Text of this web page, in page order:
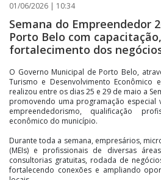
01/06/2026 | 10:34
Semana do Empreendedor
Porto Belo com
fortalecimento dos
O Governo Municipal de Porto Belo,
Turismo e Desenvolvimento Econômico
realizou entre os dias 25 e 29 de maio a
promovendo uma programação
empreendedorismo, qualificação
econômico do município.
Durante toda a semana, empresários,
(MEIs) e profissionais de diversas
consultorias gratuitas, rodada de
fortalecendo conexões e ampliando